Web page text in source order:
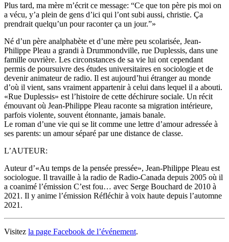
Plus tard, ma mère m’écrit ce message: “Ce que ton père pis moi on
a vécu, y’a plein de gens d’ici qui l’ont subi aussi, christie. Ça
prendrait quelqu’un pour raconter ça un jour.”»
Né d’un père analphabète et d’une mère peu scolarisée, Jean-
Philippe Pleau a grandi à Drummondville, rue Duplessis, dans une
famille ouvrière. Les circonstances de sa vie lui ont cependant
permis de poursuivre des études universitaires en sociologie et de
devenir animateur de radio. Il est aujourd’hui étranger au monde
d’où il vient, sans vraiment appartenir à celui dans lequel il a abouti.
«Rue Duplessis» est l’histoire de cette déchirure sociale. Un récit
émouvant où Jean-Philippe Pleau raconte sa migration intérieure,
parfois violente, souvent étonnante, jamais banale.
Le roman d’une vie qui se lit comme une lettre d’amour adressée à
ses parents: un amour séparé par une distance de classe.
L’AUTEUR:
Auteur d’«Au temps de la pensée pressée», Jean-Philippe Pleau est
sociologue. Il travaille à la radio de Radio-Canada depuis 2005 où il
a coanimé l’émission C’est fou… avec Serge Bouchard de 2010 à
2021. Il y anime l’émission Réfléchir à voix haute depuis l’automne
2021.
Visitez la page Facebook de l’événement.